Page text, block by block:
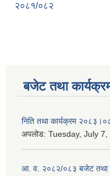
२०८१/०८२
बजेट तथा
निति तथा कार्यक्रम
अपलोड: Tuesday, July
आ. व. २०८२/०८३ बजेट तथा